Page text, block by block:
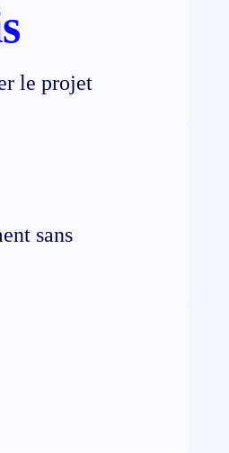
le projet
sans